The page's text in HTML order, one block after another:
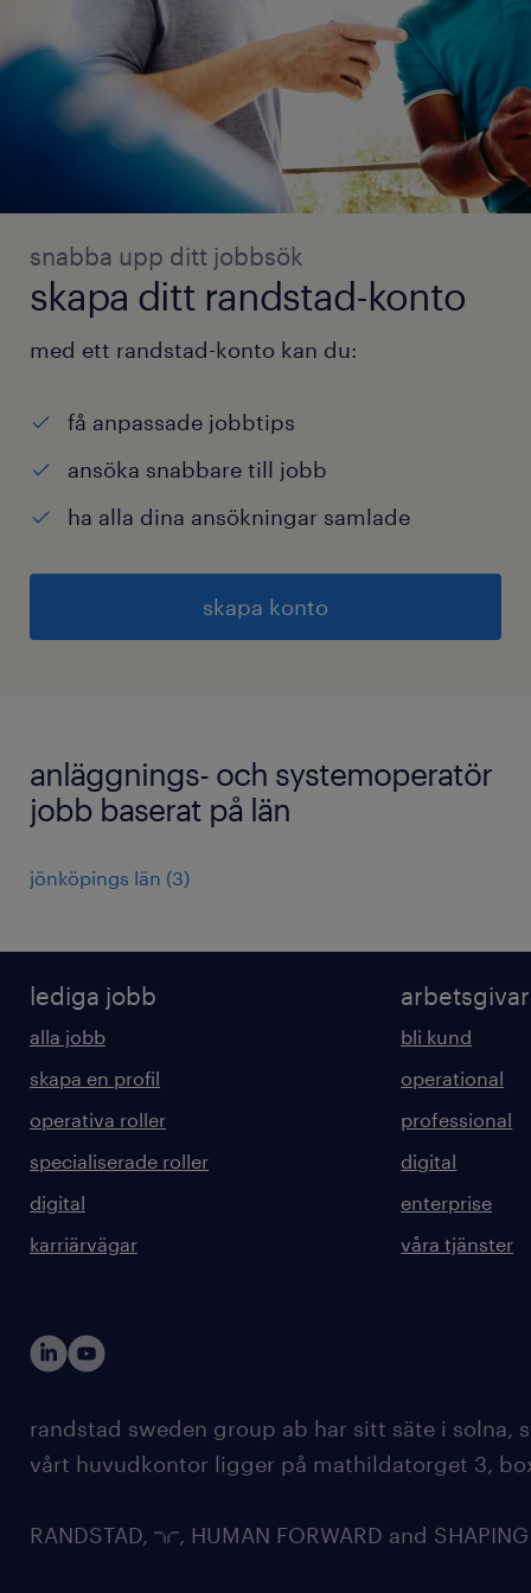
snabba upp ditt jobbsök
skapa ditt randstad-konto
med ett randstad-konto kan du:
få anpassade jobbtips
ansöka snabbare till jobb
ha alla dina ansökningar samlade
skapa konto
anläggnings- och systemoperatör
jobb baserat på län
jönköpings län (3)
lediga jobb
alla jobb
skapa en profil
operativa roller
specialiserade roller
digital
karriärvägar
bli kund
operational
professional
digital
enterprise
våra tjänster
randstad sweden group ab har sitt säte i solna,
vårt huvudkontor ligger på mathildatorget 3,
RANDSTAD, , HUMAN FORWARD and